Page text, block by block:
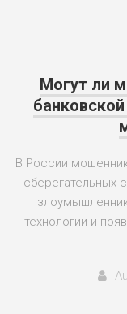
Могут ли
В России
сберегательных
технологии и